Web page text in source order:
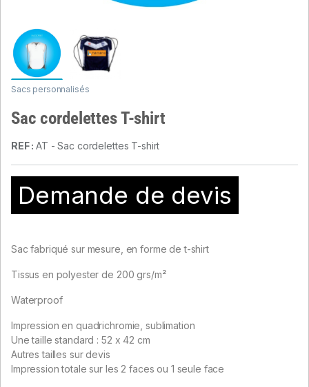
Sacs personnalisés
Sac cordelettes T-shirt
REF :AT - Sac cordelettes T-shirt
Demande de devis
Sac fabriqué sur mesure, en forme de t-shirt
Tissus en polyester de 200 grs/m²
Waterproof
Impression en quadrichromie, sublimation
Une taille standard : 52 x 42 cm
Autres tailles sur devis
Impression totale sur les 2 faces ou 1 seule face